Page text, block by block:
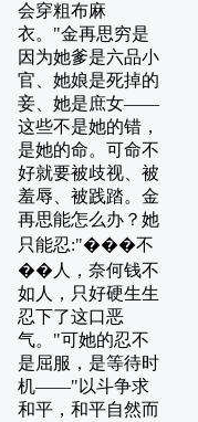
会穿粗布麻
衣。"金再思穷是
因为她爹是六品小
官、她娘是死掉的
妾、她是庶女——
这些不是她的错，
是她的命。可命不
好就要被歧视、被
羞辱、被践踏。金
再思能怎么办？她
只能忍:"���不
��人，奈何钱不
如人，只好硬生生
忍下了这口恶
气。"可她的忍不
是屈服，是等待时
机——"以斗争求
和平，和平自然而